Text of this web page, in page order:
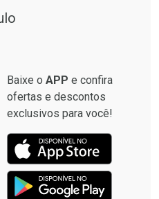
Baixe o APP e confira
ofertas e descontos
exclusivos para você!